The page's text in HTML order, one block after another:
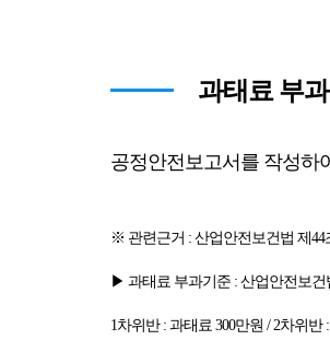
과태료 부
공정안전보고서를 작성하
※ 관련근거 : 산업안전보건법 제44
▶ 과태료 부과기준 : 산업안전보건
1차위반 : 과태료 300만원 / 2차위반